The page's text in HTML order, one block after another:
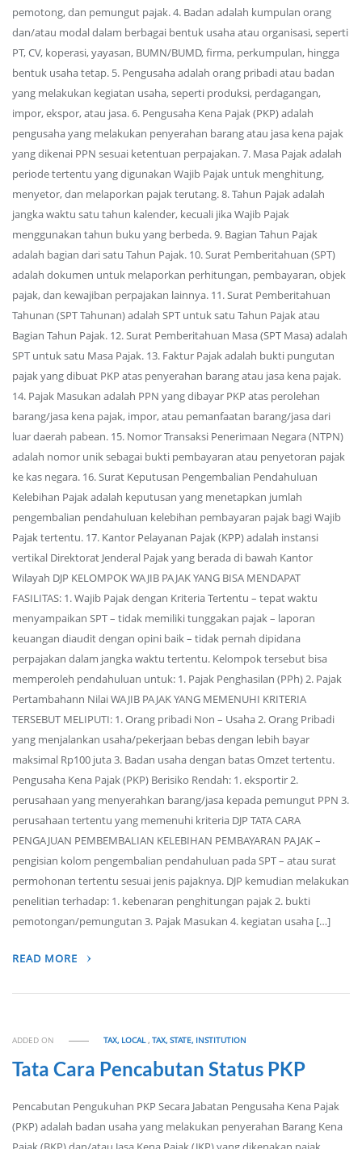
pemotong, dan pemungut pajak. 4. Badan adalah kumpulan orang
dan/atau modal dalam berbagai bentuk usaha atau organisasi, seperti
PT, CV, koperasi, yayasan, BUMN/BUMD, firma, perkumpulan, hingga
bentuk usaha tetap. 5. Pengusaha adalah orang pribadi atau badan
yang melakukan kegiatan usaha, seperti produksi, perdagangan,
impor, ekspor, atau jasa. 6. Pengusaha Kena Pajak (PKP) adalah
pengusaha yang melakukan penyerahan barang atau jasa kena pajak
yang dikenai PPN sesuai ketentuan perpajakan. 7. Masa Pajak adalah
periode tertentu yang digunakan Wajib Pajak untuk menghitung,
menyetor, dan melaporkan pajak terutang. 8. Tahun Pajak adalah
jangka waktu satu tahun kalender, kecuali jika Wajib Pajak
menggunakan tahun buku yang berbeda. 9. Bagian Tahun Pajak
adalah bagian dari satu Tahun Pajak. 10. Surat Pemberitahuan (SPT)
adalah dokumen untuk melaporkan perhitungan, pembayaran, objek
pajak, dan kewajiban perpajakan lainnya. 11. Surat Pemberitahuan
Tahunan (SPT Tahunan) adalah SPT untuk satu Tahun Pajak atau
Bagian Tahun Pajak. 12. Surat Pemberitahuan Masa (SPT Masa) adalah
SPT untuk satu Masa Pajak. 13. Faktur Pajak adalah bukti pungutan
pajak yang dibuat PKP atas penyerahan barang atau jasa kena pajak.
14. Pajak Masukan adalah PPN yang dibayar PKP atas perolehan
barang/jasa kena pajak, impor, atau pemanfaatan barang/jasa dari
luar daerah pabean. 15. Nomor Transaksi Penerimaan Negara (NTPN)
adalah nomor unik sebagai bukti pembayaran atau penyetoran pajak
ke kas negara. 16. Surat Keputusan Pengembalian Pendahuluan
Kelebihan Pajak adalah keputusan yang menetapkan jumlah
pengembalian pendahuluan kelebihan pembayaran pajak bagi Wajib
Pajak tertentu. 17. Kantor Pelayanan Pajak (KPP) adalah instansi
vertikal Direktorat Jenderal Pajak yang berada di bawah Kantor
Wilayah DJP KELOMPOK WAJIB PAJAK YANG BISA MENDAPAT
FASILITAS: 1. Wajib Pajak dengan Kriteria Tertentu – tepat waktu
menyampaikan SPT – tidak memiliki tunggakan pajak – laporan
keuangan diaudit dengan opini baik – tidak pernah dipidana
perpajakan dalam jangka waktu tertentu. Kelompok tersebut bisa
memperoleh pendahuluan untuk: 1. Pajak Penghasilan (PPh) 2. Pajak
Pertambahann Nilai WAJIB PAJAK YANG MEMENUHI KRITERIA
TERSEBUT MELIPUTI: 1. Orang pribadi Non – Usaha 2. Orang Pribadi
yang menjalankan usaha/pekerjaan bebas dengan lebih bayar
maksimal Rp100 juta 3. Badan usaha dengan batas Omzet tertentu.
Pengusaha Kena Pajak (PKP) Berisiko Rendah: 1. eksportir 2.
perusahaan yang menyerahkan barang/jasa kepada pemungut PPN 3.
perusahaan tertentu yang memenuhi kriteria DJP TATA CARA
PENGAJUAN PEMBEMBALIAN KELEBIHAN PEMBAYARAN PAJAK –
pengisian kolom pengembalian pendahuluan pada SPT – atau surat
permohonan tertentu sesuai jenis pajaknya. DJP kemudian melakukan
penelitian terhadap: 1. kebenaran penghitungan pajak 2. bukti
pemotongan/pemungutan 3. Pajak Masukan 4. kegiatan usaha […]
READ MORE
ADDED ON TAX, LOCAL,TAX, STATE, INSTITUTION
Tata Cara Pencabutan Status PKP
Pencabutan Pengukuhan PKP Secara Jabatan Pengusaha Kena Pajak
(PKP) adalah badan usaha yang melakukan penyerahan Barang Kena